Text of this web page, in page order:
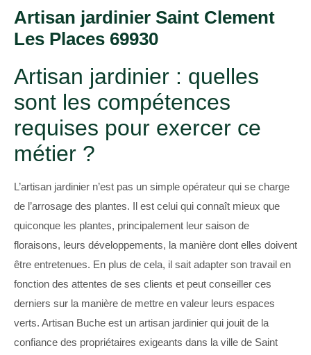
Artisan jardinier Saint Clement
Les Places 69930
Artisan jardinier : quelles
sont les compétences
requises pour exercer ce
métier ?
L’artisan jardinier n’est pas un simple opérateur qui se charge
de l’arrosage des plantes. Il est celui qui connaît mieux que
quiconque les plantes, principalement leur saison de
floraisons, leurs développements, la manière dont elles doivent
être entretenues. En plus de cela, il sait adapter son travail en
fonction des attentes de ses clients et peut conseiller ces
derniers sur la manière de mettre en valeur leurs espaces
verts. Artisan Buche est un artisan jardinier qui jouit de la
confiance des propriétaires exigeants dans la ville de Saint